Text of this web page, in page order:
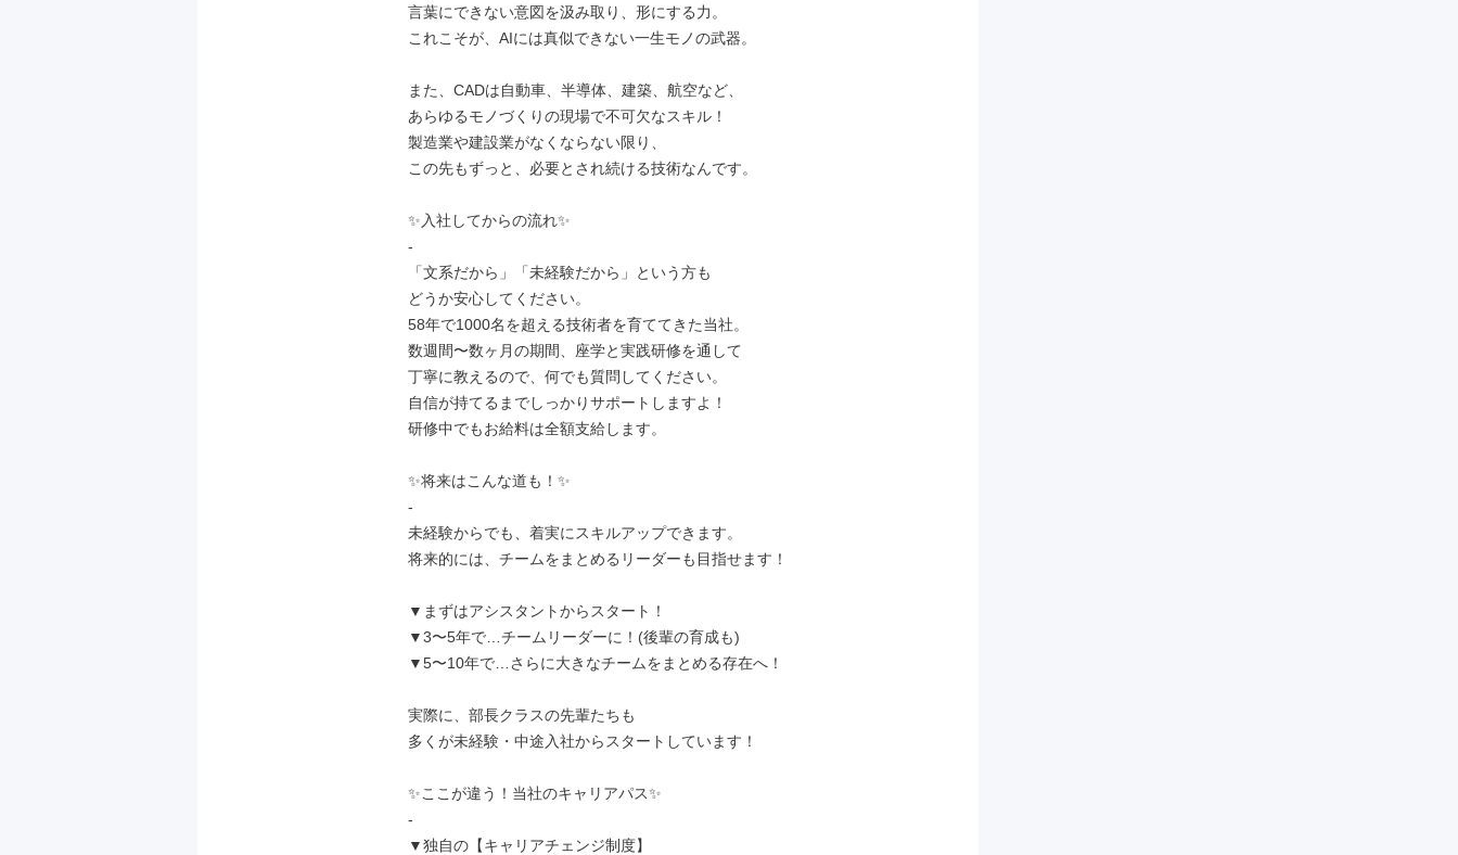
言葉にできない意図を汲み取り、形にする力。
これこそが、AIには真似できない一生モノの武器。
また、CADは自動車、半導体、建築、航空など、
あらゆるモノづくりの現場で不可欠なスキル！
製造業や建設業がなくならない限り、
この先もずっと、必要とされ続ける技術なんです。
✨入社してからの流れ✨
-
「文系だから」「未経験だから」という方も
どうか安心してください。
58年で1000名を超える技術者を育ててきた当社。
数週間〜数ヶ月の期間、座学と実践研修を通して
丁寧に教えるので、何でも質問してください。
自信が持てるまでしっかりサポートしますよ！
研修中でもお給料は全額支給します。
✨将来はこんな道も！✨
-
未経験からでも、着実にスキルアップできます。
将来的には、チームをまとめるリーダーも目指せます！
▼まずはアシスタントからスタート！
▼3〜5年で…チームリーダーに！(後輩の育成も)
▼5〜10年で…さらに大きなチームをまとめる存在へ！
実際に、部長クラスの先輩たちも
多くが未経験・中途入社からスタートしています！
✨ここが違う！当社のキャリアパス✨
-
▼独自の【キャリアチェンジ制度】